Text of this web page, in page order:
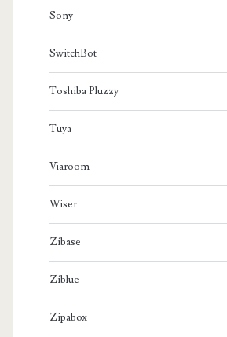
Sony
SwitchBot
Toshiba Pluzzy
Tuya
Viaroom
Wiser
Zibase
Ziblue
Zipabox